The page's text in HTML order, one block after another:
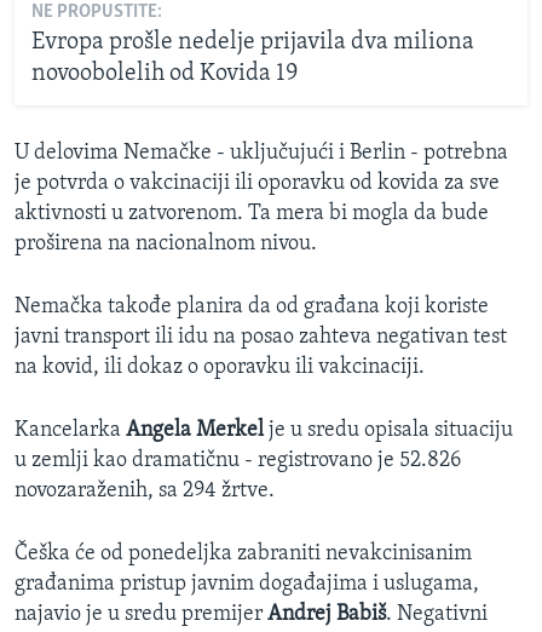
NE PROPUSTITE:
Evropa prošle nedelje prijavila dva miliona
novoobolelih od Kovida 19
U delovima Nemačke - uključujući i Berlin - potrebna
je potvrda o vakcinaciji ili oporavku od kovida za sve
aktivnosti u zatvorenom. Ta mera bi mogla da bude
proširena na nacionalnom nivou.
Nemačka takođe planira da od građana koji koriste
javni transport ili idu na posao zahteva negativan test
na kovid, ili dokaz o oporavku ili vakcinaciji.
Kancelarka Angela Merkelje u sredu opisala situaciju
u zemlji kao dramatičnu - registrovano je 52.826
novozaraženih, sa 294 žrtve.
Češka će od ponedeljka zabraniti nevakcinisanim
građanima pristup javnim događajima i uslugama,
najavio je u sredu premijer Andrej Babiš. Negativni